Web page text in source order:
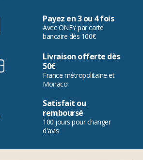
Payez en 3 ou 4 fois
Avec ONEY par carte
bancaire dès 100€
Livraison offerte dès
50€
France métropolitaine et
Monaco
Satisfait ou
remboursé
100 jours pour changer
d'avis